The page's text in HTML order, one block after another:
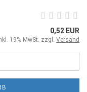
0,52 EUR
19% MwSt. zzgl. Versand